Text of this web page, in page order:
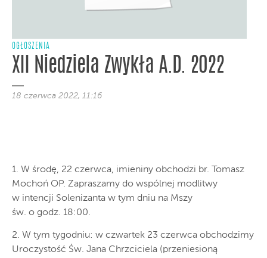
OGŁOSZENIA
XII Niedziela Zwykła A.D. 2022
18 czerwca 2022, 11:16
1. W środę, 22 czerwca, imieniny obchodzi br. Tomasz
Mochoń OP. Zapraszamy do wspólnej modlitwy
w intencji Solenizanta w tym dniu na Mszy
św. o godz. 18:00.
2. W tym tygodniu: w czwartek 23 czerwca obchodzimy
Uroczystość Św. Jana Chrzciciela (przeniesioną